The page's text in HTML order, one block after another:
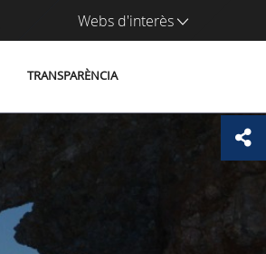
Webs d'interès
TRANSPARÈNCIA